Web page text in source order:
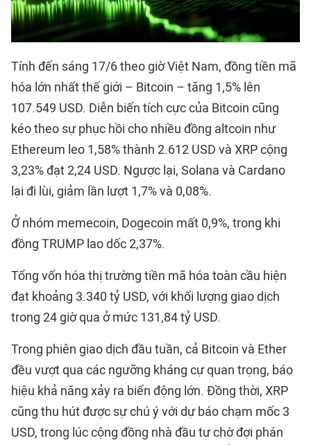
Tính đến sáng 17/6 theo giờ Việt Nam, đồng tiền mã
hóa lớn nhất thế giới – Bitcoin – tăng 1,5% lên
107.549 USD. Diễn biến tích cực của Bitcoin cũng
kéo theo sự phục hồi cho nhiều đồng altcoin như
Ethereum leo 1,58% thành 2.612 USD và XRP cộng
3,23% đạt 2,24 USD. Ngược lại, Solana và Cardano
lại đi lùi, giảm lần lượt 1,7% và 0,08%.
Ở nhóm memecoin, Dogecoin mất 0,9%, trong khi
đồng TRUMP lao dốc 2,37%.
Tổng vốn hóa thị trường tiền mã hóa toàn cầu hiện
đạt khoảng 3.340 tỷ USD, với khối lượng giao dịch
trong 24 giờ qua ở mức 131,84 tỷ USD.
Trong phiên giao dịch đầu tuần, cả Bitcoin và Ether
đều vượt qua các ngưỡng kháng cự quan trọng, báo
hiệu khả năng xảy ra biến động lớn. Đồng thời, XRP
cũng thu hút được sự chú ý với dự báo chạm mốc 3
USD, trong lúc cộng đồng nhà đầu tư chờ đợi phán